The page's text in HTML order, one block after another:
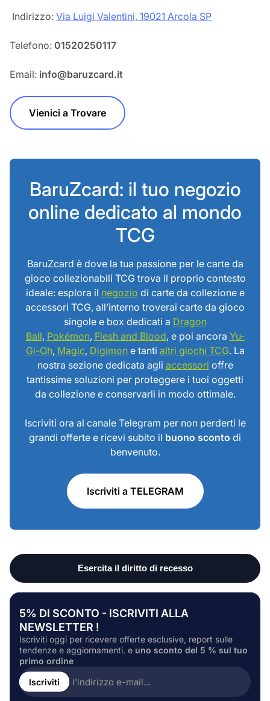
‎‎ Indirizzo: Via Luigi Valentini, 19021 Arcola SP
Telefono: 01520250117
Email: info@baruzcard.it
Vienici a Trovare
BaruZcard: il tuo negozio
online dedicato al mondo
TCG
BaruZcard è dove la tua passione per le carte da
gioco collezionabili TCG trova il proprio contesto
ideale: esplora il negozio di carte da collezione e
accessori TCG, all’interno troverai carte da gioco
singole e box dedicati a Dragon
Ball, Pokémon, Flesh and Blood, e poi ancora Yu-
Gi-Oh, Magic, Digimone tanti altri giochi TCG. La
nostra sezione dedicata agli accessori offre
tantissime soluzioni per proteggere i tuoi oggetti
da collezione e conservarli in modo ottimale.
Iscriviti ora al canale Telegram per non perderti le
grandi offerte e ricevi subito il buono sconto di
benvenuto.
Iscriviti a TELEGRAM
5% DI SCONTO - ISCRIVITI ALLA
NEWSLETTER !
Iscriviti oggi per ricevere offerte esclusive, report sulle
tendenze e aggiornamenti. e uno sconto del 5 % sul tuo
primo ordine
Inserire
l'indirizzo
e-
Iscriviti